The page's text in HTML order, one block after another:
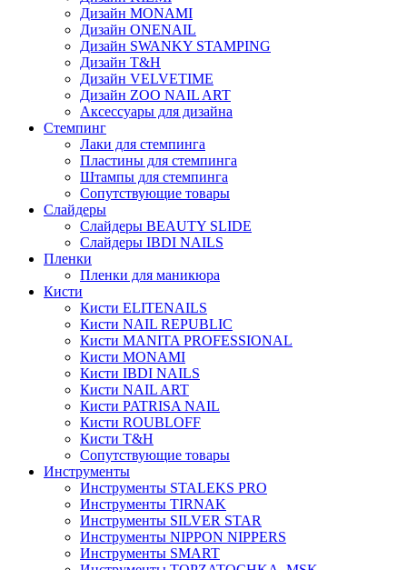
Дизайн MONAMI
Дизайн ONENAIL
Дизайн SWANKY STAMPING
Дизайн T&H
Дизайн VELVETIME
Дизайн ZOO NAIL ART
Аксессуары для дизайна
Стемпинг
Лаки для стемпинга
Пластины для стемпинга
Штампы для стемпинга
Сопутствующие товары
Слайдеры
Слайдеры BEAUTY SLIDE
Слайдеры IBDI NAILS
Пленки
Пленки для маникюра
Кисти
Кисти ELITENAILS
Кисти NAIL REPUBLIC
Кисти MANITA PROFESSIONAL
Кисти MONAMI
Кисти IBDI NAILS
Кисти NAIL ART
Кисти PATRISA NAIL
Кисти ROUBLOFF
Кисти T&H
Сопутствующие товары
Инструменты
Инструменты STALEKS PRO
Инструменты TIRNAK
Инструменты SILVER STAR
Инструменты NIPPON NIPPERS
Инструменты SMART